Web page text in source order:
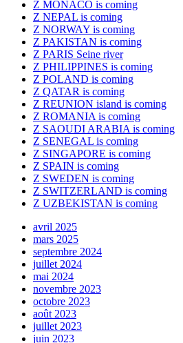
Z MONACO is coming
Z NEPAL is coming
Z NORWAY is coming
Z PAKISTAN is coming
Z PARIS Seine river
Z PHILIPPINES is coming
Z POLAND is coming
Z QATAR is coming
Z REUNION island is coming
Z ROMANIA is coming
Z SAOUDI ARABIA is coming
Z SENEGAL is coming
Z SINGAPORE is coming
Z SPAIN is coming
Z SWEDEN is coming
Z SWITZERLAND is coming
Z UZBEKISTAN is coming
avril 2025
mars 2025
septembre 2024
juillet 2024
mai 2024
novembre 2023
octobre 2023
août 2023
juillet 2023
juin 2023